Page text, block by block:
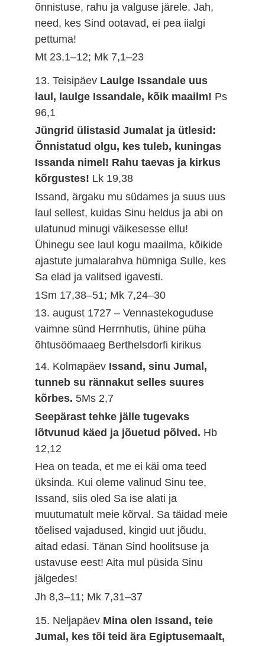
õnnistuse, rahu ja valguse järele. Jah,
need, kes Sind ootavad, ei pea iialgi
pettuma!
Mt 23,1–12; Mk 7,1–23
13. Teisipäev Laulge Issandale uus
laul, laulge Issandale, kõik maailm! Ps
96,1
Jüngrid ülistasid Jumalat ja ütlesid:
Õnnistatud olgu, kes tuleb, kuningas
Issanda nimel! Rahu taevas ja kirkus
kõrgustes! Lk 19,38
Issand, ärgaku mu südames ja suus uus
laul sellest, kuidas Sinu heldus ja abi on
ulatunud minugi väikesesse ellu!
Ühinegu see laul kogu maailma, kõikide
ajastute jumalarahva hümniga Sulle, kes
Sa elad ja valitsed igavesti.
1Sm 17,38–51; Mk 7,24–30
13. august 1727 – Vennastekoguduse
vaimne sünd Herrnhutis, ühine püha
õhtusöömaaeg Berthelsdorfi kirikus
14. Kolmapäev Issand, sinu Jumal,
tunneb su rännakut selles suures
kõrbes. 5Ms 2,7
Seepärast tehke jälle tugevaks
lõtvunud käed ja jõuetud põlved. Hb
12,12
Hea on teada, et me ei käi oma teed
üksinda. Kui oleme valinud Sinu tee,
Issand, siis oled Sa ise alati ja
muutumatult meie kõrval. Sa täidad meie
tõelised vajadused, kingid uut jõudu,
aitad edasi. Tänan Sind hoolitsuse ja
ustavuse eest! Aita mul püsida Sinu
jälgedes!
Jh 8,3–11; Mk 7,31–37
15. Neljapäev Mina olen Issand, teie
Jumal, kes tõi teid ära Egiptusemaalt,